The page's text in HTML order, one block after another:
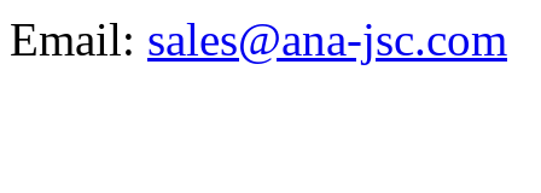
Email: sales@ana-jsc.com